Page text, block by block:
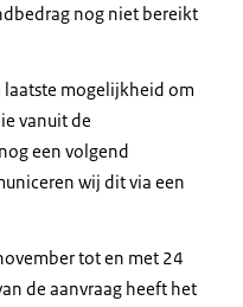
nog niet bereikt
mogelijkheid om
vanuit de
een volgend
wij dit via een
tot en met 24
de aanvraag heeft het